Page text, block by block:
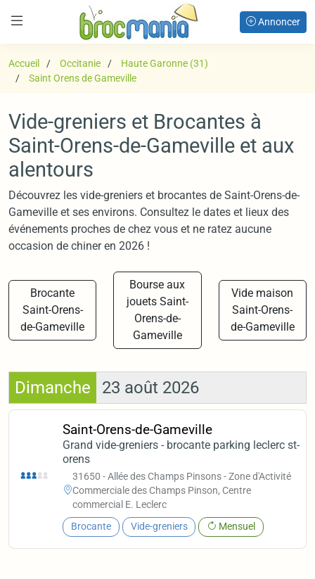
Annoncer
Accueil Occitanie
Haute Garonne (31)
Saint Orens de Gameville
Vide-greniers et Brocantes à
Saint-Orens-de-Gameville et aux
alentours
Découvrez les vide-greniers et brocantes de Saint-Orens-de-
Gameville et ses environs. Consultez le dates et lieux des
événements proches de chez vous et ne ratez aucune
occasion de chiner en 2026 !
Brocante
Saint-Orens-
de-Gameville
Bourse aux
jouets Saint-
Orens-de-
Gameville
Vide maison
Saint-Orens-
de-Gameville
Dimanche 23 août 2026
Saint-Orens-de-Gameville
Grand vide-greniers - brocante parking leclerc st-
orens
31650 - Allée des Champs Pinsons - Zone d'Activité
Commerciale des Champs Pinson, Centre
commercial E. Leclerc
Brocante Vide-greniers Mensuel